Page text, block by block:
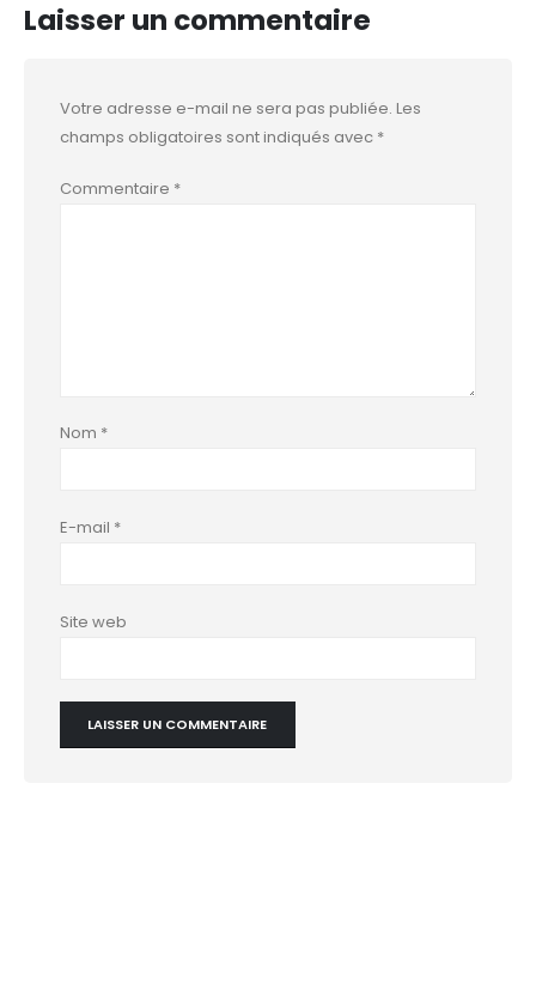
Laisser un commentaire
Votre adresse e-mail ne sera pas publiée. Les
champs obligatoires sont indiqués avec *
Commentaire *
Nom *
E-mail *
Site web